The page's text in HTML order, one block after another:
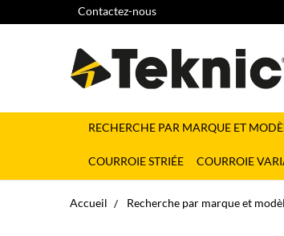
Contactez-nous
RECHERCHE PAR MARQUE ET
COURROIE STRIÉE COURROIE
Accueil Recherche par marque et